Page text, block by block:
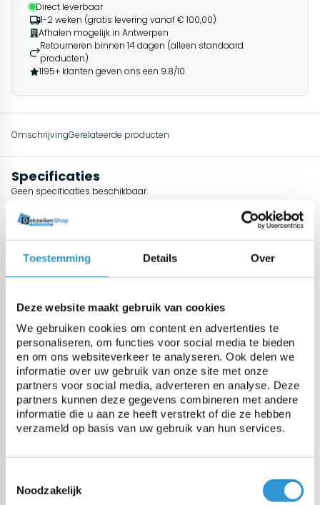
Toestemming Details Over
Deze website maakt gebruik van cookies
We gebruiken cookies om content en advertenties te
personaliseren, om functies voor social media te bieden
en om ons websiteverkeer te analyseren. Ook delen we
informatie over uw gebruik van onze site met onze
partners voor social media, adverteren en analyse. Deze
partners kunnen deze gegevens combineren met andere
informatie die u aan ze heeft verstrekt of die ze hebben
verzameld op basis van uw gebruik van hun services.
Noodzakelijk
Direct leverbaar
1-2 weken (gratis levering vanaf € 100,00)
Afhalen mogelijk in Antwerpen
Retourneren binnen 14 dagen (alleen standaard
producten)
1195+ klanten geven ons een 9.8/10
OmschrijvingGerelateerde producten
Specificaties
Geen specificaties beschikbaar.
Vragen over dit product:
Start chat
Omschrijving
Een winterafdekking of winterzeil wordt in de herfst over het zwembad
inclusief randstenen gespannen. Een goede winterafdekking
voorkomt dat bladeren en ander vuil in uw zwembad terecht komen.
Het middenstuk is uitgevoerd in een zeer goede kwaliteit
PVC/polyester gaasweefsel van circa 340 gr/m², met kleinere gaatjes
dan ‘standaard’ gaasweefsel.
Rondom wordt dan een dichte strook (+/- 58cm) van PVC/Polyester
aanzienlijke verlaging van het gewicht van het zeil.
voorzien van inox zeilringen om de 50cm.
Al onze winterzeilen of ander zwembadafdekkingen worden in eigen